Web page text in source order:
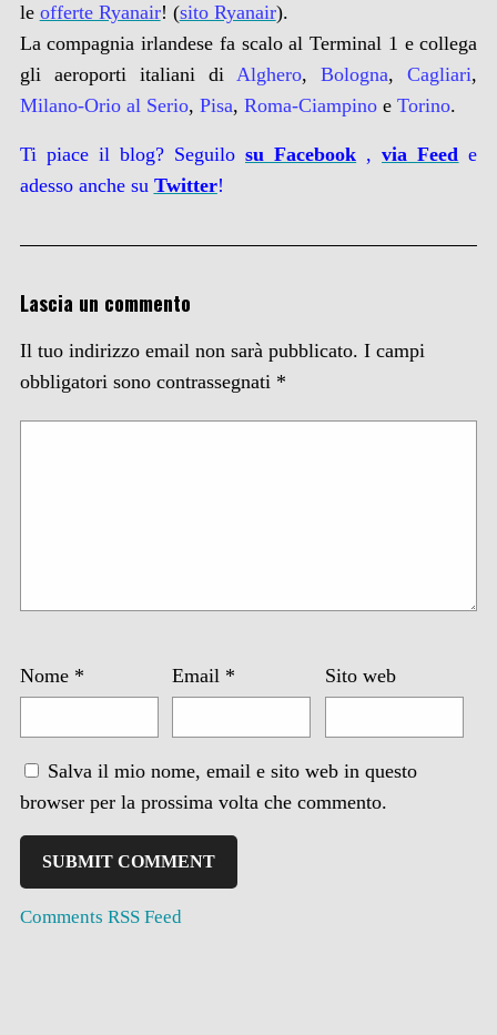
le offerte Ryanair! (sito Ryanair).
La compagnia irlandese fa scalo al Terminal 1 e collega
gli aeroporti italiani diAlghero,Bologna,Cagliari,
Milano-Orio al Serio, Pisa, Roma-Ciampinoe Torino.
Ti piace il blog? Seguilo su Facebook ,viaFeed e
adesso anche su Twitter!
Lascia un commento
Il tuo indirizzo email non sarà pubblicato. I campi
obbligatori sono contrassegnati *
Nome * Email * Sito web
Salva il mio nome, email e sito web in questo
browser per la prossima volta che commento.
Comments RSS Feed